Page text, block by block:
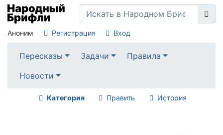
Аноним Регистрация Вход
Пересказы Задачи
Правила
Новости
Категория Править История